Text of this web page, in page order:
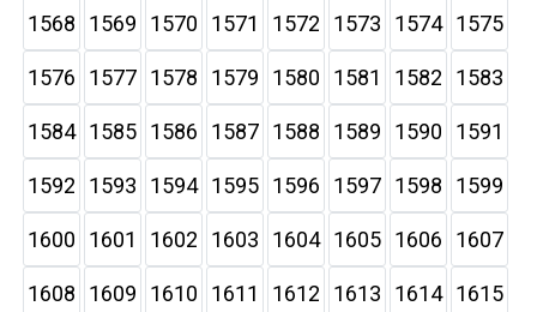
1568 1569 1570 1571 1572 1573 1574 1575
1576 1577 1578 1579 1580 1581 1582 1583
1584 1585 1586 1587 1588 1589 1590 1591
1592 1593 1594 1595 1596 1597 1598 1599
1600 1601 1602 1603 1604 1605 1606 1607
1608 1609 1610 1611 1612 1613 1614 1615